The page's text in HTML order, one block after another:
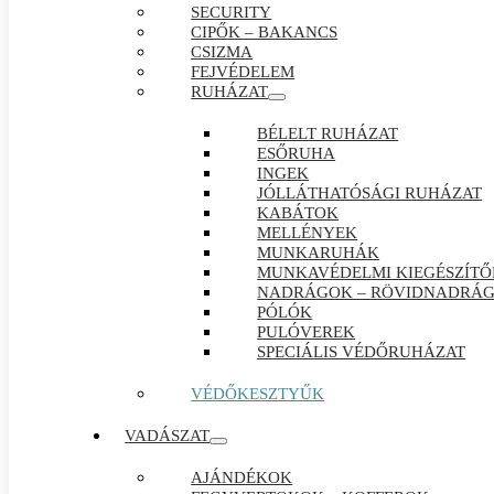
SECURITY
CIPŐK – BAKANCS
CSIZMA
FEJVÉDELEM
RUHÁZAT
BÉLELT RUHÁZAT
ESŐRUHA
INGEK
JÓLLÁTHATÓSÁGI RUHÁZAT
KABÁTOK
MELLÉNYEK
MUNKARUHÁK
MUNKAVÉDELMI
NADRÁGOK –
PÓLÓK
PULÓVEREK
SPECIÁLIS VÉDŐRUHÁZAT
VÉDŐKESZTYŰK
VADÁSZAT
AJÁNDÉKOK